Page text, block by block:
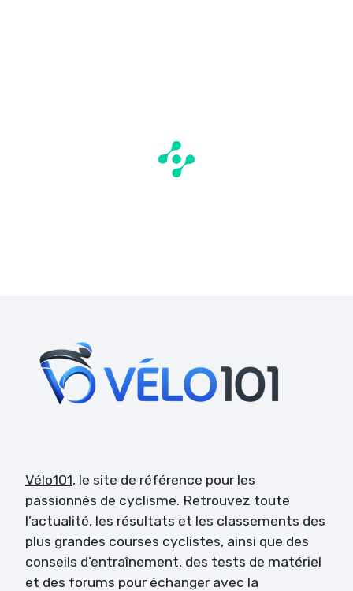
Vélo101, le site de référence pour les
passionnés de cyclisme. Retrouvez toute
l’actualité, les résultats et les classements des
plus grandes courses cyclistes, ainsi que des
conseils d’entraînement, des tests de matériel
et des forums pour échanger avec la